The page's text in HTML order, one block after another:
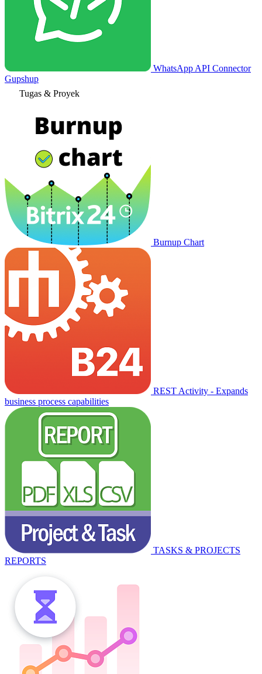
WhatsApp API Connector
Gupshup
Tugas & Proyek
Burnup Chart
REST Activity - Expands
business process capabilities
TASKS & PROJECTS
REPORTS